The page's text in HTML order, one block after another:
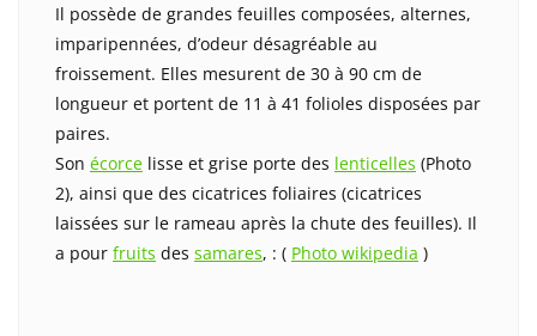
Il possède de grandes feuilles composées, alternes,
imparipennées, d’odeur désagréable au
froissement. Elles mesurent de 30 à 90 cm de
longueur et portent de 11 à 41 folioles disposées par
paires.
Son écorce lisse et grise porte des lenticelles (Photo
2), ainsi que des cicatrices foliaires (cicatrices
laissées sur le rameau après la chute des feuilles). Il
a pour fruits des samares, : ( Photo wikipedia )